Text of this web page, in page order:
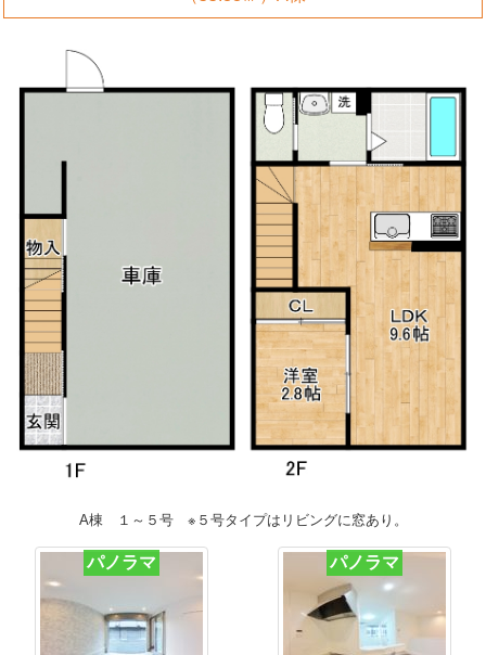
A棟 １～５号 ※５号タイプはリビングに窓あり。
パノラマ パノラマ